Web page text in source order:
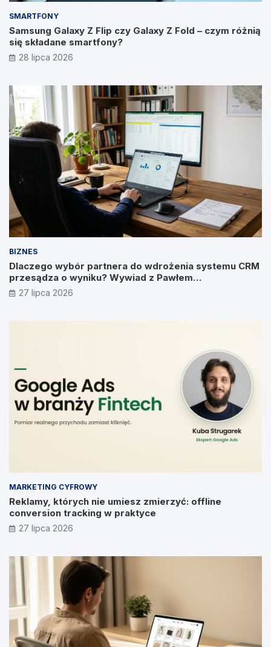
SMARTFONY
Samsung Galaxy Z Flip czy Galaxy Z Fold – czym różnią
się składane smartfony?
28 lipca 2026
BIZNES
Dlaczego wybór partnera do wdrożenia systemu CRM
przesądza o wyniku? Wywiad z Pawłem
Prymakowskim, CEO IT Vision
27 lipca 2026
MARKETING CYFROWY
Reklamy, których nie umiesz zmierzyć: offline
conversion tracking w praktyce
27 lipca 2026